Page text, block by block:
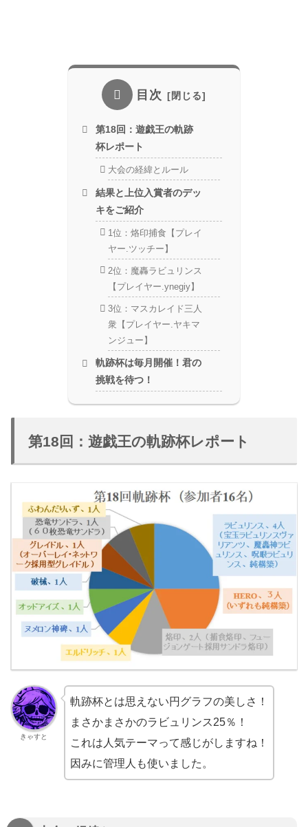
目次
第18回：遊戯王の軌跡
杯レポート
大会の経緯とルール
結果と上位入賞者のデッ
キをご紹介
1位：烙印捕食【プレイ
ヤー.ツッチー】
2位：魔轟ラビュリンス
【プレイヤー.ynegiy】
3位：マスカレイド三人
衆【プレイヤー.ヤキマ
ンジュー】
軌跡杯は毎月開催！君の
挑戦を待つ！
第18回：遊戯王の軌跡杯レポート
きゃすと
軌跡杯とは思えない円グラフの美しさ！
まさかまさかのラビュリンス25％！
これは人気テーマって感じがしますね！
因みに管理人も使いました。